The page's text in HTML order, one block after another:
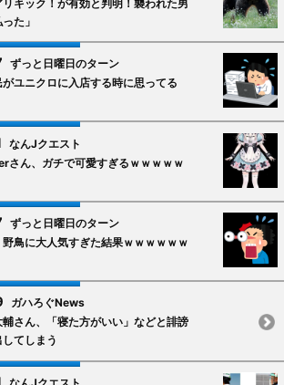
リキック！が有効と判明！襲われた男
た」
ずっと日曜日のターン
がユニクロに入店する時に思ってる
んJクエスト
さん、ガチで可愛すぎるｗｗｗｗｗ
ずっと日曜日のターン
野鳥に大人気すぎた結果ｗｗｗｗｗｗ
ガハろぐNews
さん、「寝た方がいい」などと誹謗
てしまう